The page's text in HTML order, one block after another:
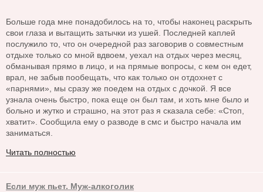
Больше года мне понадобилось на то, чтобы наконец раскрыть
свои глаза и вытащить затычки из ушей. Последней каплей
послужило то, что он очередной раз заговорив о совместным
отдыхе только со мной вдвоем, уехал на отдых через месяц,
обманывая прямо в лицо, и на прямые вопросы, с кем он едет,
врал, не забыв пообещать, что как только он отдохнет с
«парнями», мы сразу же поедем на отдых с дочкой. Я все
узнала очень быстро, пока еще он был там, и хоть мне было и
больно и жутко и страшно, на этот раз я сказала себе: «Стоп,
хватит». Сообщила ему о разводе в смс и быстро начала им
заниматься.
Читать полностью
Если муж пьет. Муж-алкоголик